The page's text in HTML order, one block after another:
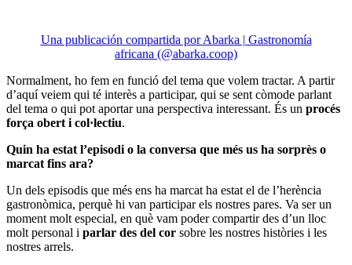
Una publicación compartida por Abarka | Gastronomía
africana (@abarka.coop)
Normalment, ho fem en funció del tema que volem tractar. A partir
d’aquí veiem qui té interès a participar, qui se sent còmode parlant
del tema o qui pot aportar una perspectiva interessant. És un procés
força obert i col·lectiu.
Quin ha estat l’episodi o la conversa que més us ha sorprès o
marcat fins ara?
Un dels episodis que més ens ha marcat ha estat el de l’herència
gastronòmica, perquè hi van participar els nostres pares. Va ser un
moment molt especial, en què vam poder compartir des d’un lloc
molt personal i parlar des del cor sobre les nostres històries i les
nostres arrels.